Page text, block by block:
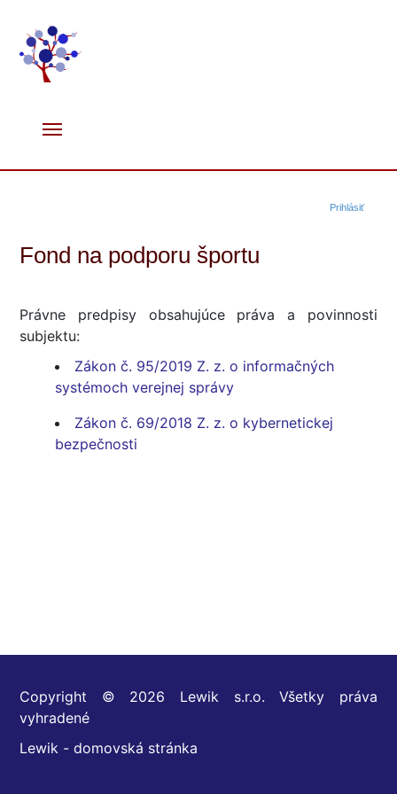
Prihlásiť
Fond na podporu športu
Právne predpisy obsahujúce práva a povinnosti
subjektu:
Zákon č. 95/2019 Z. z. o informačných
systémoch verejnej správy
Zákon č. 69/2018 Z. z. o kybernetickej
bezpečnosti
Copyright © 2026 Lewik s.r.o. Všetky práva
vyhradené
Lewik - domovská stránka